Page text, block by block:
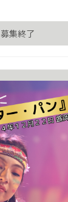
募集終了